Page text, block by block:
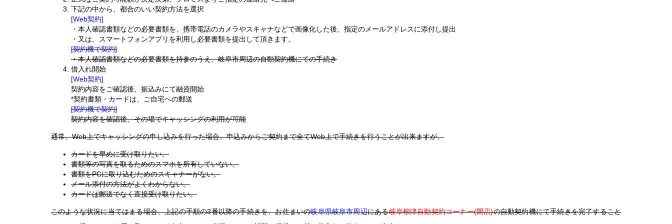
下記の中から、都合のいい契約方法を選択
[Web契約]
・本人確認書類などの必要書類を、携帯電話のカメラやスキャナなどで画像化した後、指定のメールアドレスに添付し提出
・又は、スマートフォンアプリを利用し必要書類を提出して頂きます。
[契約機で契約]
・本人確認書類などの必要書類を持参のうえ、岐阜市周辺の自動契約機にての手続き
借入れ開始
[Web契約]
契約内容をご確認後、振込みにて融資開始
*契約書類・カードは、ご自宅への郵送
[契約機で契約]
契約内容を確認後、その場でキャッシングの利用が可能
通常、Web上でキャッシングの申し込みを行った場合、申込みからご契約まで全てWeb上で手続きを行うことが出来ますが、
カードを早めに受け取りたい。
書類等の写真を取るためのスマホを所有していない。
書類をPCに取り込むためのスキャナーがない。
メール添付の方法がよくわからない。
カードは郵送でなく直接受け取りたい。
このような状況に当てはまる場合、上記の手順の3番以降の手続きを、お住まいの岐阜県岐阜市周辺にある岐阜柳津自動契約コーナー(閉店)の自動契約機にて手続きを完了すること